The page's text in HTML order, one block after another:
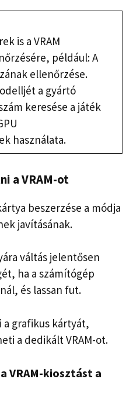
is a VRAM
például: A
ellenőrzése.
a gyártó
keresése a játék
használata.
a VRAM-ot
beszerzése a módja
javításának.
váltás jelentősen
ha a számítógép
és lassan fut.
grafikus kártyát,
a dedikált VRAM-ot.
VRAM-kiosztást a